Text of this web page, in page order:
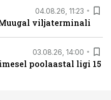
04.08.26, 11:23
viljaterminali
03.08.26, 14:00
poolaastal ligi 15